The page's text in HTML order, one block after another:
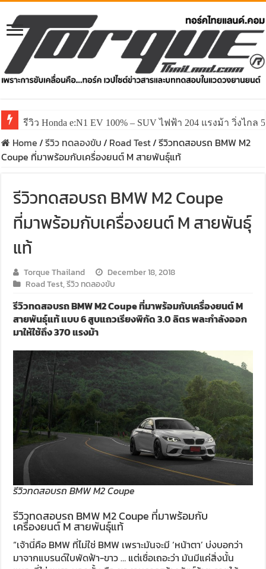
รีวิว ลองขับ All New GWM HAVAL H6 ปรับโฉมหน้าใหม่
Home/รีวิว ทดลองขับ/ Road Test/รีวิวทดสอบรถ BMW M2
Coupe ที่มาพร้อมกับเครื่องยนต์ M สายพันธุ์แท้
รีวิวทดสอบรถ BMW M2 Coupe
ที่มาพร้อมกับเครื่องยนต์ M สายพันธุ์
แท้
Torque Thailand
December 18, 2018
Road Test,รีวิว ทดลองขับ
รีวิวทดสอบรถ BMW M2 Coupe ที่มาพร้อมกับเครื่องยนต์ M
สายพันธุ์แท้ แบบ 6 สูบแถวเรียงพิกัด 3.0 ลิตร พละกำลังออก
มาให้ใช้ถึง 370 แรงม้า
รีวิวทดสอบรถ BMW M2 Coupe
รีวิวทดสอบรถ BMW M2 Coupe ที่มาพร้อมกับ
เครื่องยนต์ M สายพันธุ์แท้
“เจ้านี่คือ BMW ที่ไม่ใช่ BMW เพราะมันจะมี ‘หน้าตา’ บ่งบอกว่า
มาจากแบรนด์ใบพัดฟ้า-ขาว … แต่เชื่อเถอะว่า มันมีแค่สิ่งนั้น